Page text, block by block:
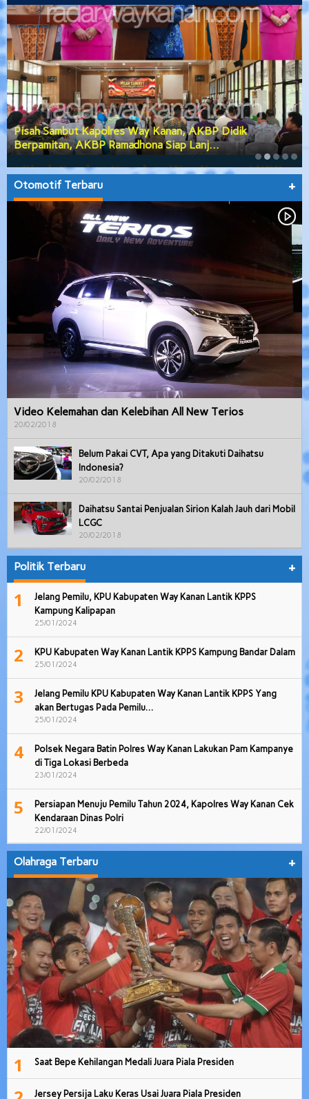
Pisah Sambut Kapolres Way Kanan, AKBP Didik
Berpamitan, AKBP Ramadhona Siap Lanj…
Otomotif Terbaru +
Video Kelemahan dan Kelebihan All New Terios
20/02/2018
Belum Pakai CVT, Apa yang Ditakuti Daihatsu
Indonesia?
20/02/2018
Daihatsu Santai Penjualan Sirion Kalah Jauh dari Mobil
LCGC
20/02/2018
Politik Terbaru +
1
Jelang Pemilu, KPU Kabupaten Way Kanan Lantik KPPS
Kampung Kalipapan
25/01/2024
2 KPU Kabupaten Way Kanan Lantik KPPS Kampung Bandar Dalam
25/01/2024
3
Jelang Pemilu KPU Kabupaten Way Kanan Lantik KPPS Yang
akan Bertugas Pada Pemilu…
25/01/2024
4
Polsek Negara Batin Polres Way Kanan Lakukan Pam Kampanye
di Tiga Lokasi Berbeda
23/01/2024
5
Persiapan Menuju Pemilu Tahun 2024, Kapolres Way Kanan Cek
Kendaraan Dinas Polri
22/01/2024
Olahraga Terbaru +
1 Saat Bepe Kehilangan Medali Juara Piala Presiden
Jersey Persija Laku Keras Usai Juara Piala Presiden